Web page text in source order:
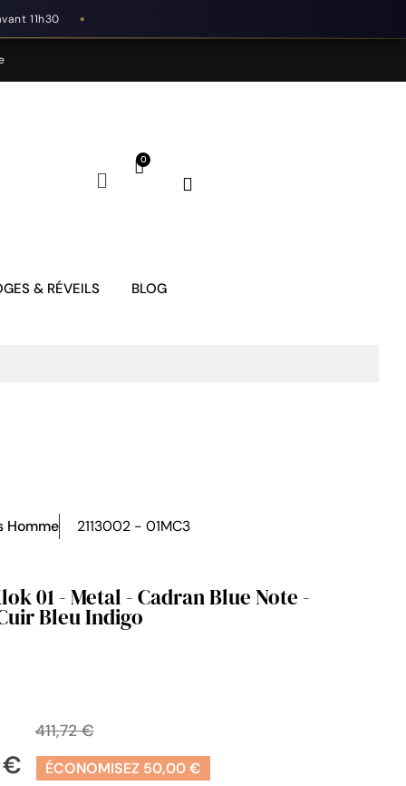
11h30 ◆
& RÉVEILS BLOG
Homme 2113002 - 01MC3
01 - Metal - Cadran Blue Note -
Bleu Indigo
411,72 €
€ ÉCONOMISEZ 50,00 €